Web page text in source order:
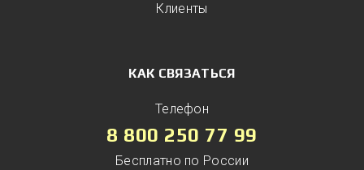
Клиенты
КАК СВЯЗАТЬСЯ
Телефон
8 800 250 77 99
Бесплатно по России